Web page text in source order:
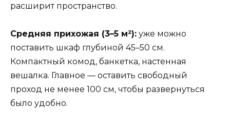
расширит пространство.
Средняя прихожая (3–5 м²): уже можно
поставить шкаф глубиной 45–50 см.
Компактный комод, банкетка, настенная
вешалка. Главное — оставить свободный
проход не менее 100 см, чтобы развернуться
было удобно.